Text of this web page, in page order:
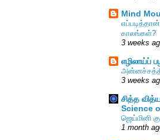
Mind
காலங்கள்?
3 weeks
எழிலாய்ப்
3 weeks
சித்த
Science
ஜெய்மினி
1 month